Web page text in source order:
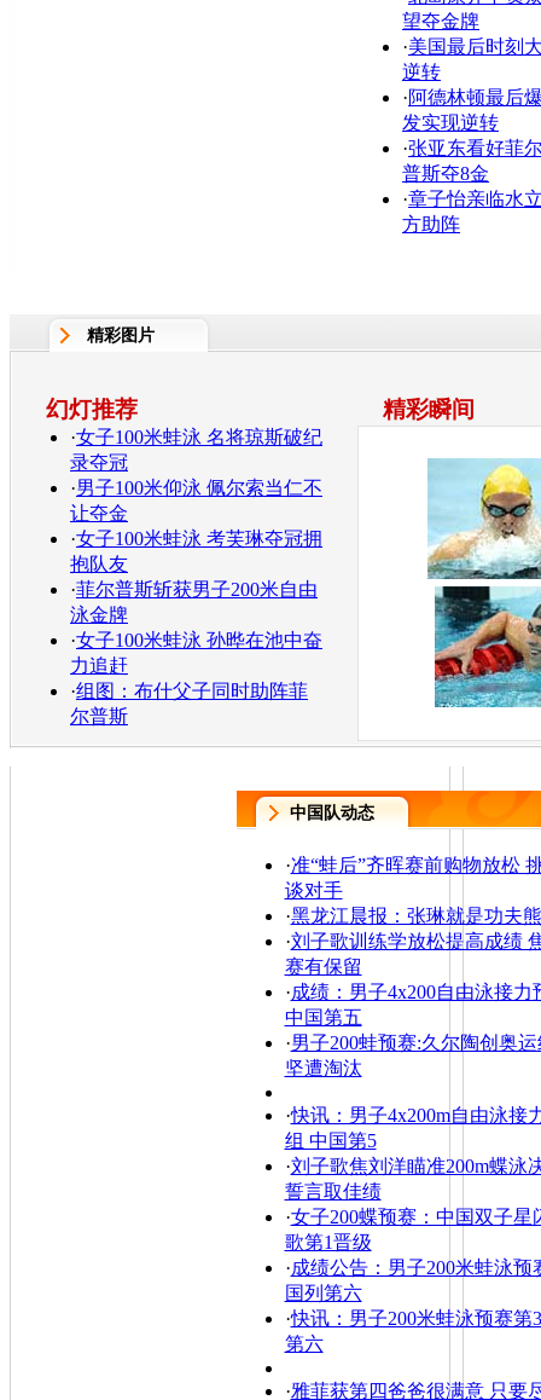
望夺金牌
·美国最后时刻
逆转
·阿德林顿最后
发实现逆转
·张亚东看好菲
普斯夺8金
·章子怡亲临水
方助阵
精彩图片
幻灯推荐
·女子100米蛙泳 名将琼斯破纪
录夺冠
·男子100米仰泳 佩尔索当仁不
让夺金
·女子100米蛙泳 考芙琳夺冠拥
抱队友
·菲尔普斯斩获男子200米自由
泳金牌
·女子100米蛙泳 孙晔在池中奋
力追赶
·组图：布什父子同时助阵菲
尔普斯
精彩瞬间
中国队动态
·准“蛙后”齐晖赛前购物放松
谈对手
·黑龙江晨报：张琳就是功夫
·刘子歌训练学放松提高成绩
赛有保留
·成绩：男子4x200自由泳接力
中国第五
·男子200蛙预赛:久尔陶创奥
坚遭淘汰
·快讯：男子4x200m自由泳接
组 中国第5
·刘子歌焦刘洋瞄准200m蝶泳
誓言取佳绩
·女子200蝶预赛：中国双子星
歌第1晋级
·成绩公告：男子200米蛙泳预
国列第六
·快讯：男子200米蛙泳预赛第
第六
·雅菲获第四爸爸很满意 只要